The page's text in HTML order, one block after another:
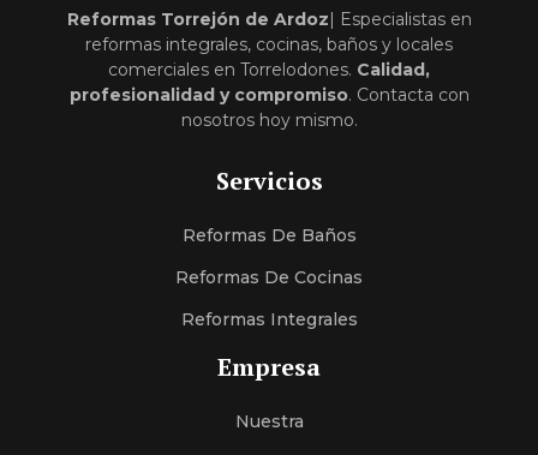
Reformas Torrejón de Ardoz| Especialistas en
reformas integrales, cocinas, baños y locales
comerciales en Torrelodones. Calidad,
profesionalidad y compromiso. Contacta con
nosotros hoy mismo.
Servicios
Reformas De Baños
Reformas De Cocinas
Reformas Integrales
Empresa
Nuestra